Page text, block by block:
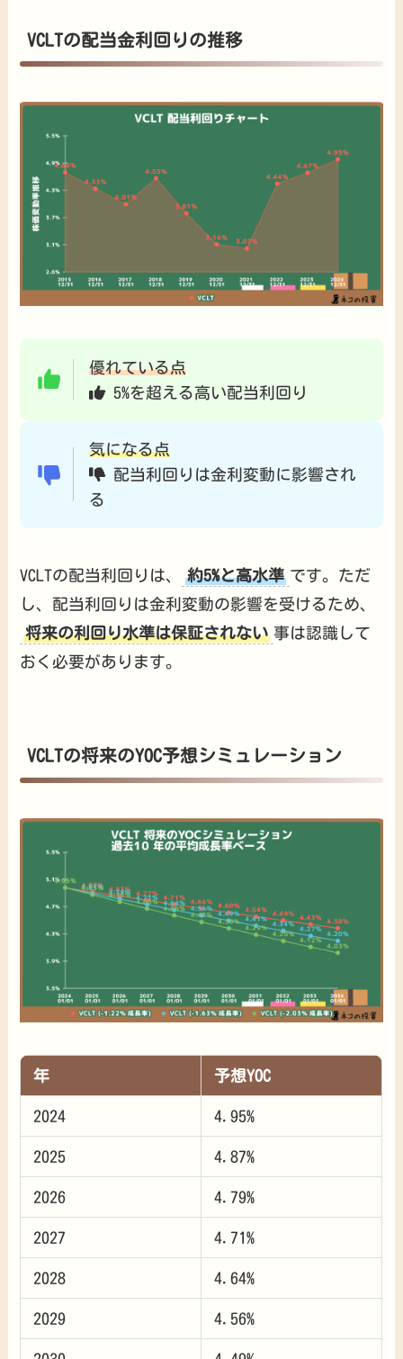
VCLTの配当金利回りの推移
優れている点
5%を超える高い配当利回り
気になる点
配当利回りは金利変動に影響され
る
VCLTの配当利回りは、 約5%と高水準 です。ただ
し、配当利回りは金利変動の影響を受けるため、
将来の利回り水準は保証されない 事は認識して
おく必要があります。
VCLTの将来のYOC予想シミュレーション
年 予想YOC
2024 4.95%
2025 4.87%
2026 4.79%
2027 4.71%
2028 4.64%
2029 4.56%